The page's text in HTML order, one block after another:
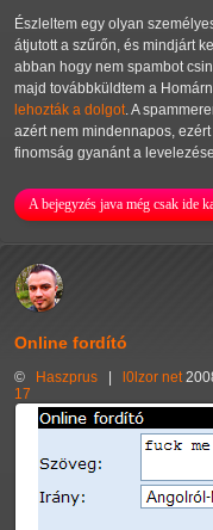
Észleltem egy olyan
átjutott a szűrőn, és mindjárt
abban hogy nem spambot
majd továbbküldtem a
lehozták a dolgot . A
azért nem mindennapos,
finomság gyanánt a
A bejegyzés java még csak ide
Online fordító
© Haszprus | l0lzor net
17